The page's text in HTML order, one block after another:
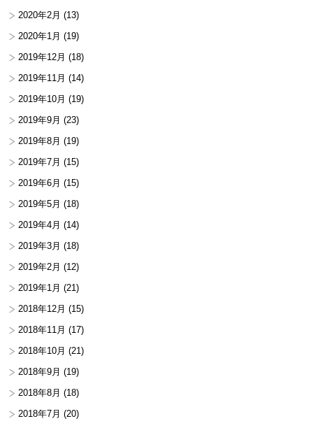
2020年2月 (13)
2020年1月 (19)
2019年12月 (18)
2019年11月 (14)
2019年10月 (19)
2019年9月 (23)
2019年8月 (19)
2019年7月 (15)
2019年6月 (15)
2019年5月 (18)
2019年4月 (14)
2019年3月 (18)
2019年2月 (12)
2019年1月 (21)
2018年12月 (15)
2018年11月 (17)
2018年10月 (21)
2018年9月 (19)
2018年8月 (18)
2018年7月 (20)